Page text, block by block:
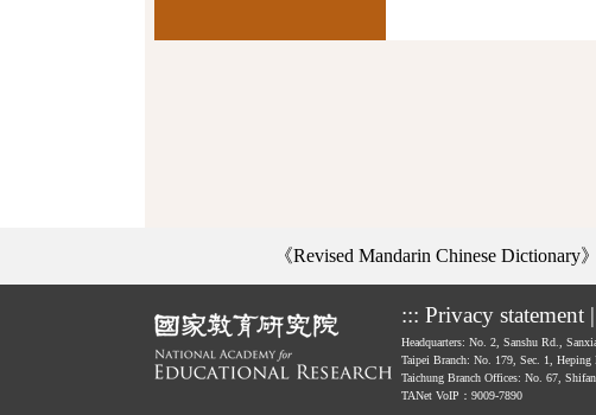
《Revised Mandarin Chinese Dictionary》
::: Privacy statement |
Headquarters: No. 2, Sanshu Rd.,
Taipei Branch: No. 179, Sec. 1,
Taichung Branch Offices: No. 67,
TANet VoIP：9009-7890